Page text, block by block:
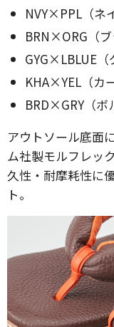
NVY×PPL（ネ
BRN×ORG（
GYG×LBLUE（
KHA×YEL（カ
BRD×GRY（ボ
アウトソール底面
ム社製モルフレッ
久性・耐摩耗性に
ト。